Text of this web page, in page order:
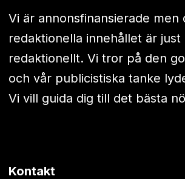
Vi är annonsfinansierade men
redaktionella innehållet är just
redaktionellt. Vi tror på den
och vår publicistiska tanke
Vi vill guida dig till det bästa
Kontakt